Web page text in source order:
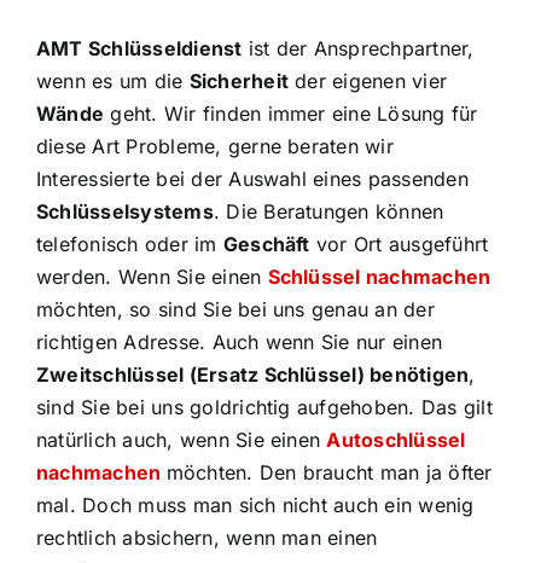
AMT Schlüsseldienst ist der Ansprechpartner,
wenn es um die Sicherheit der eigenen vier
Wände geht. Wir finden immer eine Lösung für
diese Art Probleme, gerne beraten wir
Interessierte bei der Auswahl eines passenden
Schlüsselsystems. Die Beratungen können
telefonisch oder im Geschäft vor Ort ausgeführt
werden. Wenn Sie einen Schlüssel nachmachen
möchten, so sind Sie bei uns genau an der
richtigen Adresse. Auch wenn Sie nur einen
Zweitschlüssel (Ersatz Schlüssel) benötigen,
sind Sie bei uns goldrichtig aufgehoben. Das gilt
natürlich auch, wenn Sie einenAutoschlüssel
nachmachen möchten. Den braucht man ja öfter
mal. Doch muss man sich nicht auch ein wenig
rechtlich absichern, wenn man einen